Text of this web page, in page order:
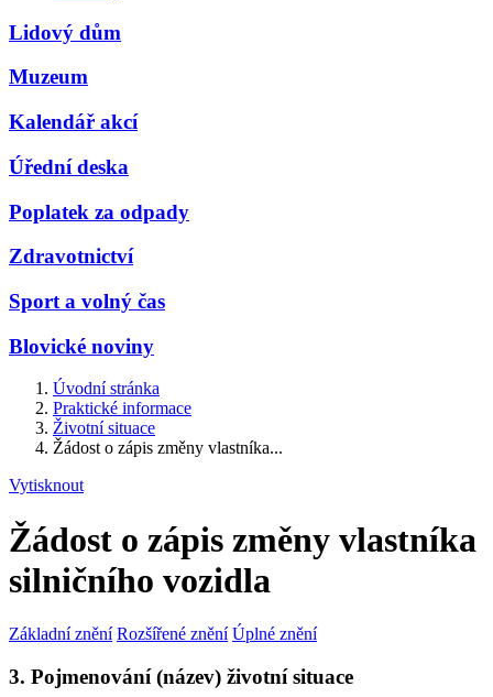
Lidový dům
Muzeum
Kalendář akcí
Úřední deska
Poplatek za odpady
Zdravotnictví
Sport a volný čas
Blovické noviny
Úvodní stránka
Praktické informace
Životní situace
Žádost o zápis změny vlastníka...
Vytisknout
Žádost o zápis změny vlastníka
silničního vozidla
Základní znění Rozšířené znění Úplné znění
3. Pojmenování (název) životní situace